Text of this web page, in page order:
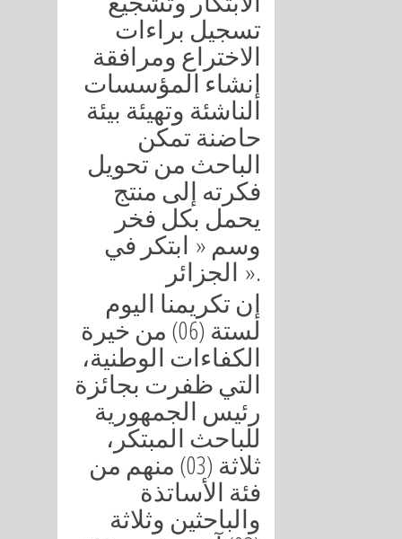
تسجيل براءات
الاختراع ومرافقة
إنشاء المؤسسات
الناشئة وتهيئة بيئة
حاضنة تمكن
الباحث من تحويل
فكرته إلى منتج
يحمل بكل فخر
وسم « ابتكر في
الجزائر ».
إن تكريمنا اليوم
لستة (06) من خيرة
الكفاءات الوطنية،
التي ظفرت بجائزة
رئيس الجمهورية
للباحث المبتكر،
ثلاثة (03) منهم من
فئة الأساتذة
والباحثين وثلاثة